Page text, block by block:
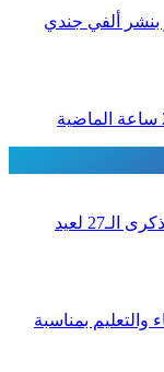
ألفي جندي
قراءة في الخطاب الملكي السامي بمناسبة الذكرى الـ27 لعيد
والتعليم بمناسبة